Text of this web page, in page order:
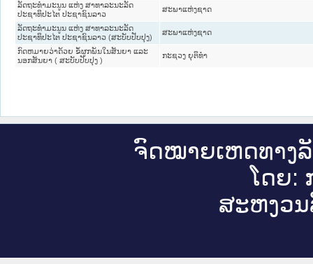
ລັດຖະທຳມະນູນ ແຫ່ງ ສາທາລະນະລັດ
ປະຊາທິປະໄຕ ປະຊາຊົນລາວ
ສະພາແຫ່ງຊາດ
ລັດຖະທຳມະນູນ ແຫ່ງ ສາທາລະນະລັດ
ປະຊາທິປະໄຕ ປະຊາຊົນລາວ (ສະບັບປັບປຸງ)
ສະພາແຫ່ງຊາດ
ກົດຫມາຍວ່າດ້ວຍ ຂໍ້ຜູກພັນໃນສັນຍາ ແລະ
ນອກສັນຍາ ( ສະບັບປັບປຸງ )
ກະຊວງ ຍຸຕິທໍາ
ຈົດ​ໝາຍ​ເຫດ​ທາງ​
ໂດຍ:
ສະ​ຫງວນ​